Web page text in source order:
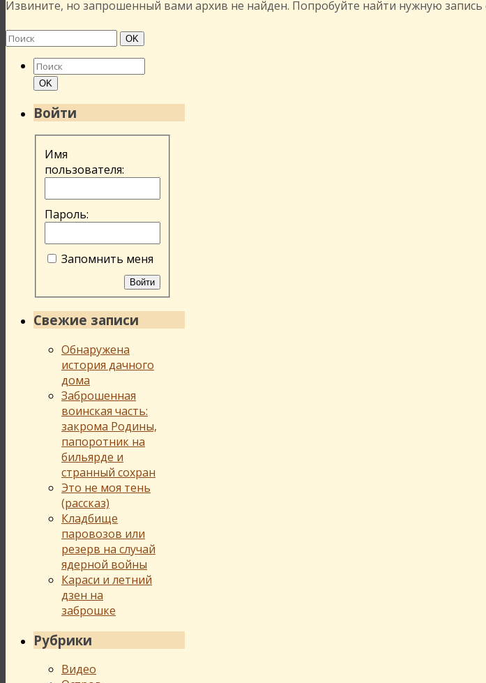
Извините, но запрошенный вами архив не найден. Попробуйте найти нужную
Найти: Поиск
OK
Найти:
Поиск
OK
Войти
Имя
пользователя:
Пароль:
Запомнить меня
Войти
Свежие записи
Обнаружена
история дачного
дома
Заброшенная
воинская часть:
закрома Родины,
папоротник на
бильярде и
странный сохран
Это не моя тень
(рассказ)
Кладбище
паровозов или
резерв на случай
ядерной войны
Караси и летний
дзен на
заброшке
Рубрики
Видео